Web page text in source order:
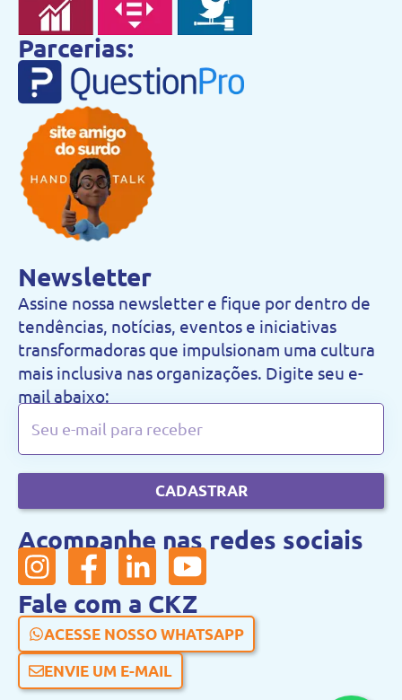
Parcerias:
Newsletter
Assine nossa newsletter e fique por dentro de
tendências, notícias, eventos e iniciativas
transformadoras que impulsionam uma cultura
mais inclusiva nas organizações. Digite seu e-
mail abaixo:
CADASTRAR
Acompanhe nas redes sociais
Fale com a CKZ
ACESSE NOSSO WHATSAPP
ENVIE UM E-MAIL